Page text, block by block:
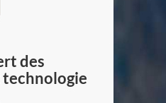
des
technologie